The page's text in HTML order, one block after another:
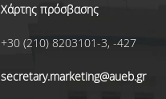
Χάρτης πρόσβασης
+30 (210) 8203101-3, -427
secretary.marketing@aueb.gr